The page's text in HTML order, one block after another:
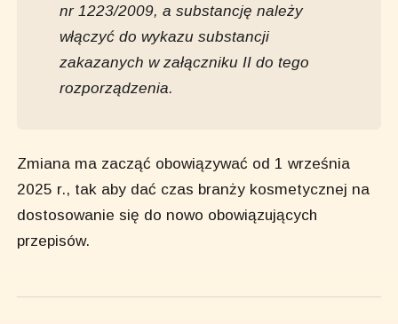
nr 1223/2009, a substancję należy
włączyć do wykazu substancji
zakazanych w załączniku II do tego
rozporządzenia.
Zmiana ma zacząć obowiązywać od 1 września
2025 r., tak aby dać czas branży kosmetycznej na
dostosowanie się do nowo obowiązujących
przepisów.